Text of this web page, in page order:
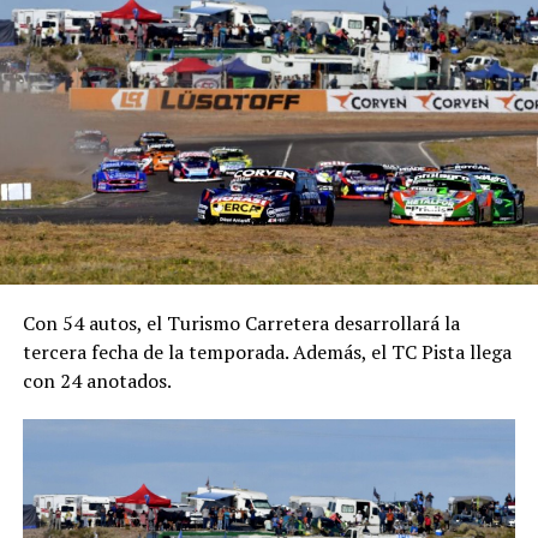
Con 54 autos, el Turismo Carretera desarrollará la
tercera fecha de la temporada. Además, el TC Pista llega
con 24 anotados.